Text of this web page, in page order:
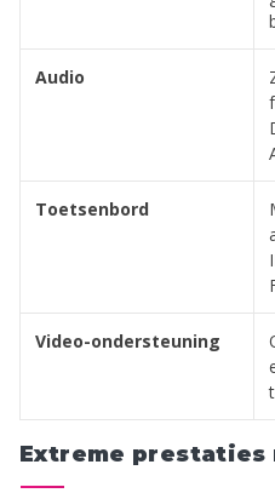
Audio
Toetsenbord
Video-ondersteuning
Extreme prestaties